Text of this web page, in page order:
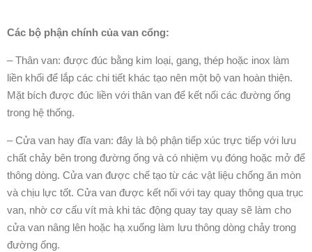
Các bộ phận chính của van cổng:
– Thân van: được đúc bằng kim loại, gang, thép hoặc inox làm
liền khối để lắp các chi tiết khác tạo nên một bộ van hoàn thiện.
Mặt bích được đúc liền với thân van để kết nối các đường ống
trong hệ thống.
– Cửa van hay đĩa van: đây là bộ phận tiếp xúc trực tiếp với lưu
chất chảy bên trong đường ống và có nhiệm vụ đóng hoặc mở để
thông dòng. Cửa van được chế tạo từ các vật liệu chống ăn mòn
và chịu lực tốt. Cửa van được kết nối với tay quay thông qua trục
van, nhờ cơ cấu vít mà khi tác động quay tay quay sẽ làm cho
cửa van nâng lên hoặc hạ xuống làm lưu thông dòng chảy trong
đường ống.